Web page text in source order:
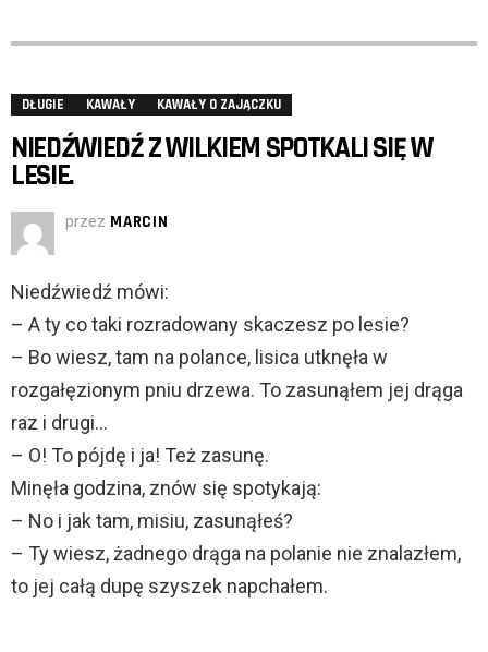
DŁUGIE KAWAŁY KAWAŁY O ZAJĄCZKU
NIEDŹWIEDŹ Z WILKIEM SPOTKALI SIĘ W
LESIE.
przez MARCIN
Niedźwiedź mówi:
– A ty co taki rozradowany skaczesz po lesie?
– Bo wiesz, tam na polance, lisica utknęła w
rozgałęzionym pniu drzewa. To zasunąłem jej drąga
raz i drugi…
– O! To pójdę i ja! Też zasunę.
Minęła godzina, znów się spotykają:
– No i jak tam, misiu, zasunąłeś?
– Ty wiesz, żadnego drąga na polanie nie znalazłem,
to jej całą dupę szyszek napchałem.